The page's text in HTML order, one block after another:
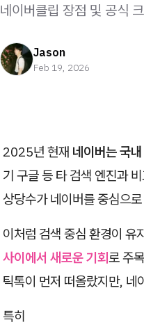
네이버클립 장점 및 공식
Jason
Feb 19, 2026
2025년 현재 네이버는 국
기 구글 등 타 검색 엔진과
상당수가 네이버를 중심으
이처럼 검색 중심 환경이 유
사이에서 새로운 기회로 주
틱톡이 먼저 떠올랐지만, 네
특히